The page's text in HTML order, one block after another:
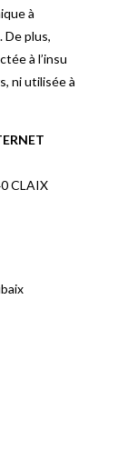
à
De plus,
à l’insu
ni utilisée à
CLAIX